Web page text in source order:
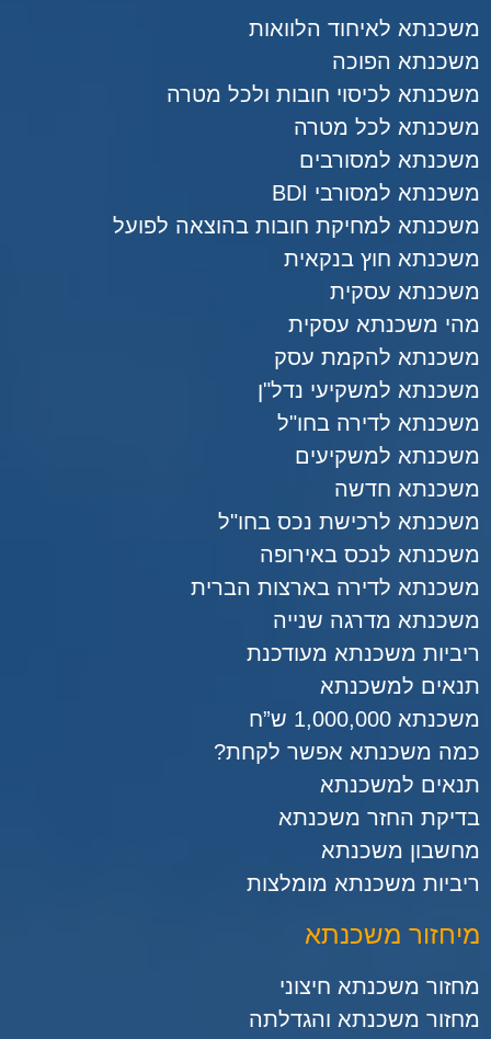
משכנתא לאיחוד הלוואות
משכנתא הפוכה
משכנתא לכיסוי חובות ולכל מטרה
משכנתא לכל מטרה
משכנתא למסורבים
משכנתא למסורבי BDI
משכנתא למחיקת חובות בהוצאה לפועל
משכנתא חוץ בנקאית
משכנתא עסקית
מהי משכנתא עסקית
משכנתא להקמת עסק
משכנתא למשקיעי נדל"ן
משכנתא לדירה בחו"ל
משכנתא למשקיעים
משכנתא חדשה
משכנתא לרכישת נכס בחו"ל
משכנתא לנכס באירופה
משכנתא לדירה בארצות הברית
משכנתא מדרגה שנייה
ריביות משכנתא מעודכנת
תנאים למשכנתא
משכנתא 1,000,000 ש”ח
כמה משכנתא אפשר לקחת?
תנאים למשכנתא
בדיקת החזר משכנתא
מחשבון משכנתא
ריביות משכנתא מומלצות
מיחזור משכנתא
מחזור משכנתא חיצוני
מחזור משכנתא והגדלתה